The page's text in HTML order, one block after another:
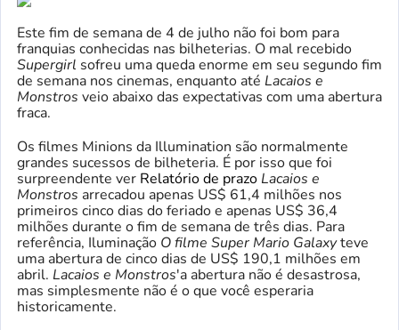
Este fim de semana de 4 de julho não foi bom para
franquias conhecidas nas bilheterias. O mal recebido
Supergirl sofreu uma queda enorme em seu segundo fim
de semana nos cinemas, enquanto até Lacaios e
Monstros veio abaixo das expectativas com uma abertura
fraca.
Os filmes Minions da Illumination são normalmente
grandes sucessos de bilheteria. É por isso que foi
surpreendente ver Relatório de prazo Lacaios e
Monstros arrecadou apenas US$ 61,4 milhões nos
primeiros cinco dias do feriado e apenas US$ 36,4
milhões durante o fim de semana de três dias. Para
referência, Iluminação O filme Super Mario Galaxyteve
uma abertura de cinco dias de US$ 190,1 milhões em
abril. Lacaios e Monstros'a abertura não é desastrosa,
mas simplesmente não é o que você esperaria
historicamente.